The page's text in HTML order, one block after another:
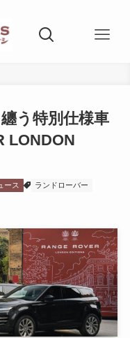
う特別仕様車
LONDON
ース ランドローバー